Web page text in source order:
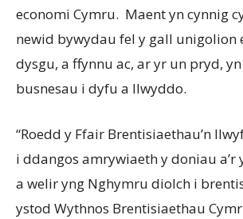
economi Cymru. Maent yn cynnig
newid bywydau fel y gall unigolion
dysgu, a ffynnu ac, ar yr un pryd,
busnesau i dyfu a llwyddo.
“Roedd y Ffair Brentisiaethau’n
i ddangos amrywiaeth y doniau a’r
a welir yng Nghymru diolch i
ystod Wythnos Brentisiaethau